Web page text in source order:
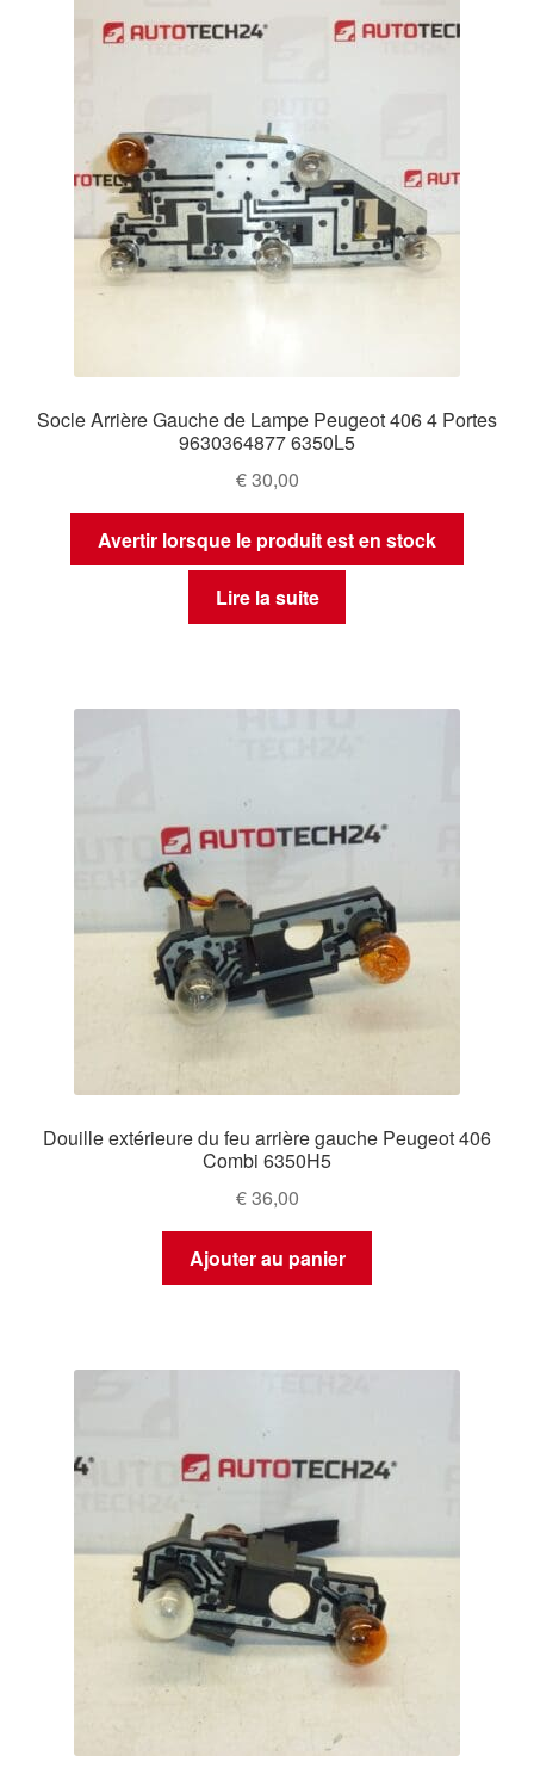
Socle Arrière Gauche de Lampe Peugeot 406 4 Portes
9630364877 6350L5
€30,00
Avertir lorsque le produit est en stock
Lire la suite
Douille extérieure du feu arrière gauche Peugeot 406
Combi 6350H5
€36,00
Ajouter au panier